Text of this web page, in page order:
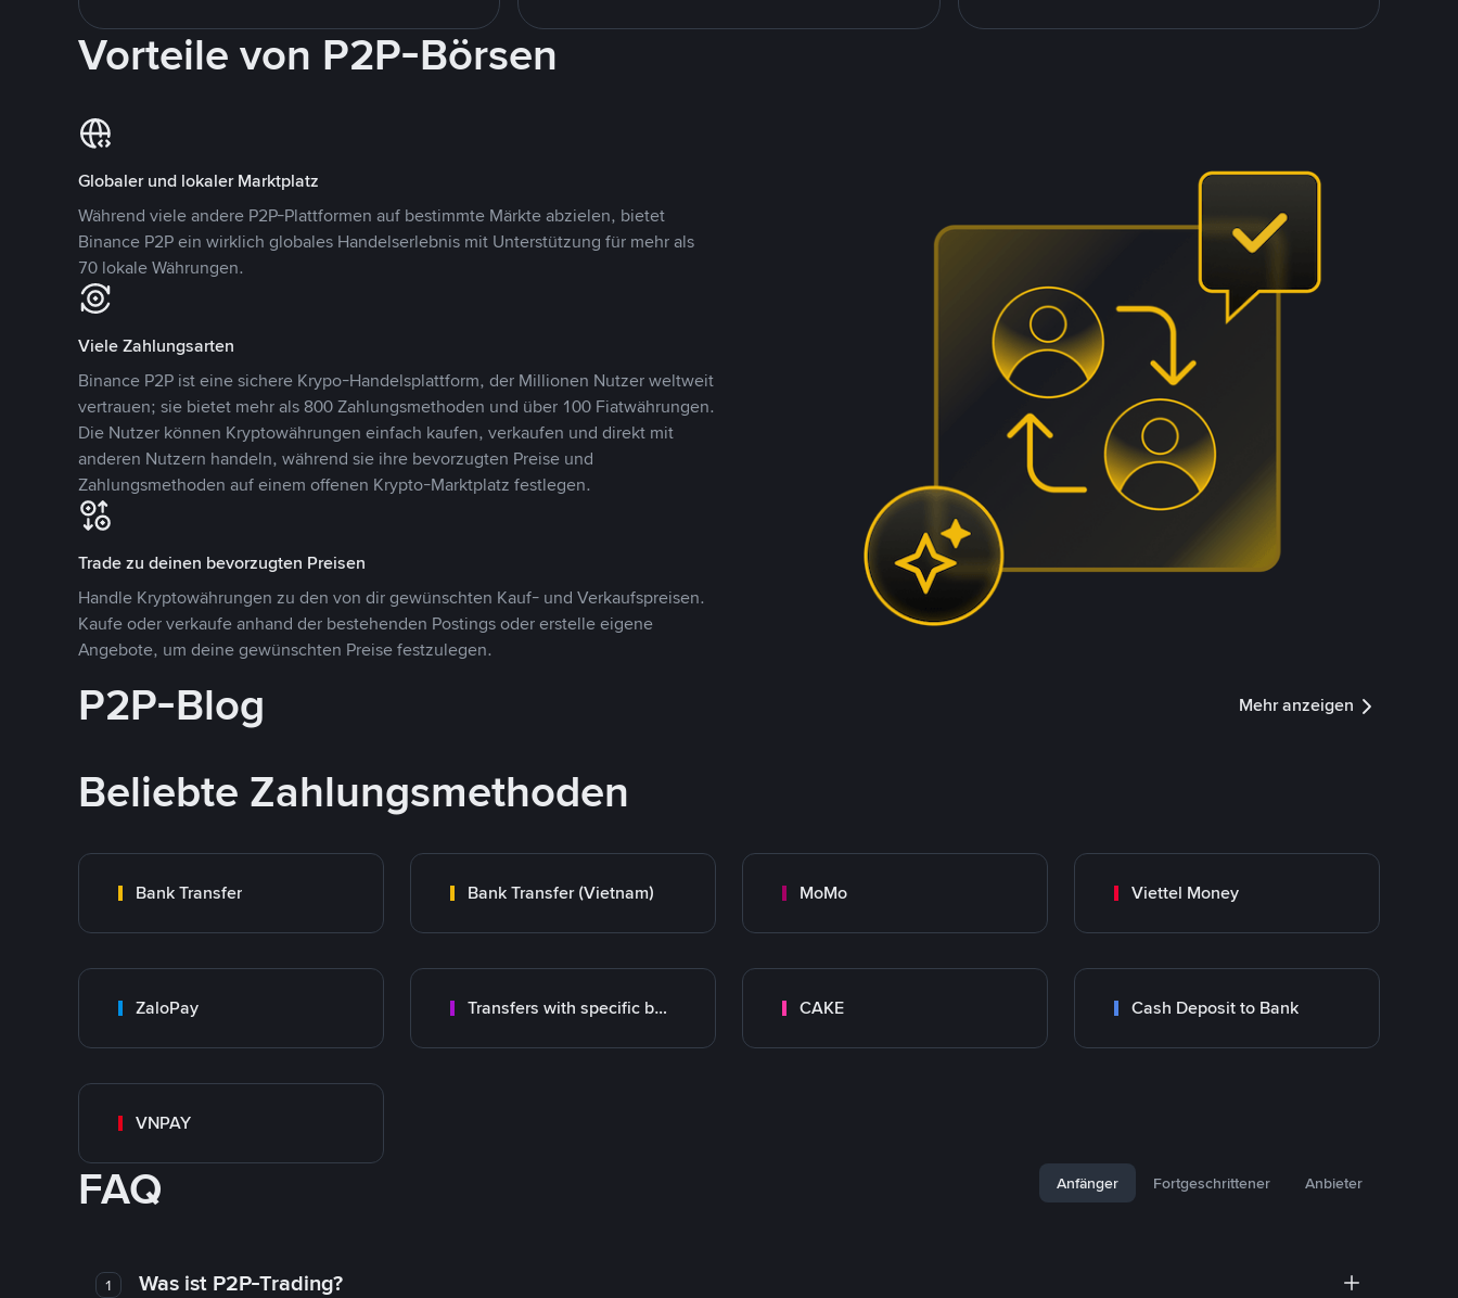
Vorteile von P2P-Börsen
Globaler und lokaler Marktplatz
Während viele andere P2P-Plattformen auf bestimmte Märkte abzielen, bietet
Binance P2P ein wirklich globales Handelserlebnis mit Unterstützung für mehr als
70 lokale Währungen.
Viele Zahlungsarten
Binance P2P ist eine sichere Krypo-Handelsplattform, der Millionen Nutzer weltweit
vertrauen; sie bietet mehr als 800 Zahlungsmethoden und über 100 Fiatwährungen.
Die Nutzer können Kryptowährungen einfach kaufen, verkaufen und direkt mit
anderen Nutzern handeln, während sie ihre bevorzugten Preise und
Zahlungsmethoden auf einem offenen Krypto-Marktplatz festlegen.
Trade zu deinen bevorzugten Preisen
Handle Kryptowährungen zu den von dir gewünschten Kauf- und Verkaufspreisen.
Kaufe oder verkaufe anhand der bestehenden Postings oder erstelle eigene
Angebote, um deine gewünschten Preise festzulegen.
P2P-Blog Mehr anzeigen
Beliebte Zahlungsmethoden
Bank Transfer Bank Transfer (Vietnam) MoMo Viettel Money
ZaloPay Transfers with specific bank CAKE Cash Deposit to Bank
VNPAY
FAQ Anfänger Fortgeschrittener Anbieter
1 Was ist P2P-Trading?